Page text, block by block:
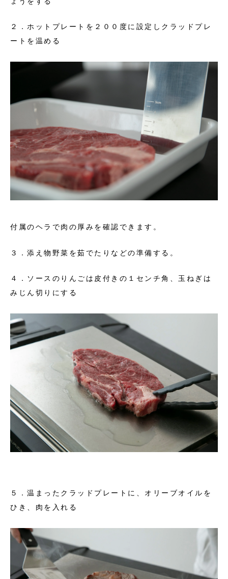
２．ホットプレートを２００度に設定しクラッドプレ
ートを温める
付属のヘラで肉の厚みを確認できます。
３．添え物野菜を茹でたりなどの準備する。
４．ソースのりんごは皮付きの１センチ角、玉ねぎは
みじん切りにする
５．温まったクラッドプレートに、オリーブオイルを
ひき、肉を入れる